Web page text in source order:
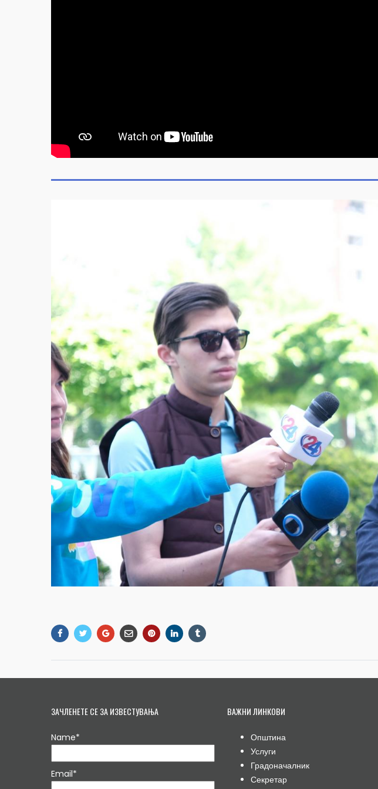
ЗАЧЛЕНЕТЕ СЕ ЗА ИЗВЕСТУВАЊА
Name*
Email*
ВАЖНИ ЛИНКОВИ
Општина
Услуги
Градоначалник
Секретар